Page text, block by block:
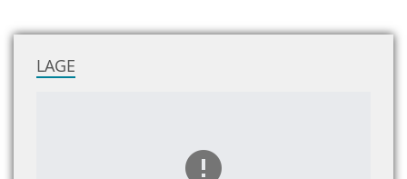
LAGE